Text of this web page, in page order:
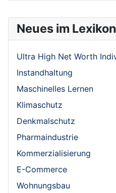
Neues im Lexikon
Ultra High Net Worth
Instandhaltung
Maschinelles Lernen
Klimaschutz
Denkmalschutz
Pharmaindustrie
Kommerzialisierung
E-Commerce
Wohnungsbau